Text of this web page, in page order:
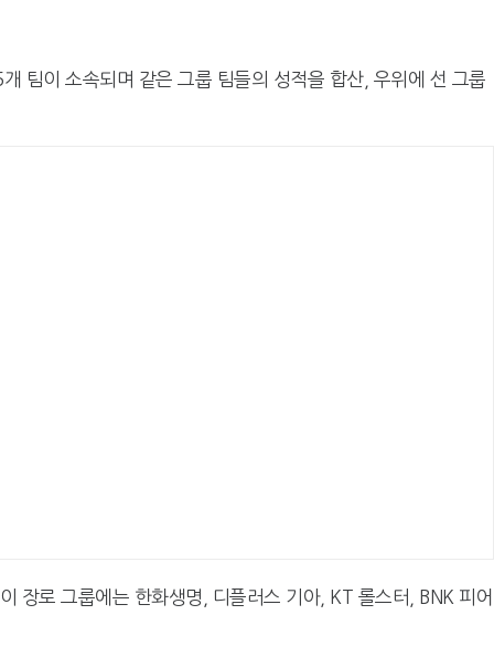
팀이 소속되며 같은 그룹 팀들의 성적을 합산, 우위에 선 그룹
장로 그룹에는 한화생명, 디플러스 기아, KT 롤스터, BNK 피어